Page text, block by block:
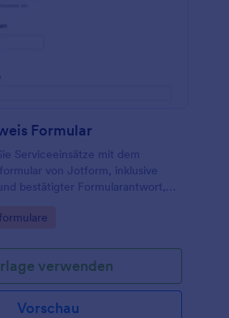
Formular
Serviceeinsätze mit dem
von Jotform, inklusive
bestätigter Formularantwort,
verwenden
Vorschau